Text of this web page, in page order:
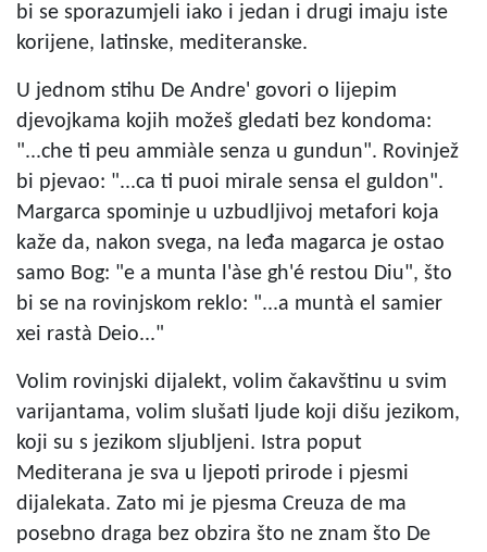
bi se sporazumjeli iako i jedan i drugi imaju iste
korijene, latinske, mediteranske.
U jednom stihu De Andre' govori o lijepim
djevojkama kojih možeš gledati bez kondoma:
"...che ti peu ammiàle senza u gundun". Rovinjež
bi pjevao: "...ca ti puoi mirale sensa el guldon".
Margarca spominje u uzbudljivoj metafori koja
kaže da, nakon svega, na leđa magarca je ostao
samo Bog: "e a munta l'àse gh'é restou Diu", što
bi se na rovinjskom reklo: "...a muntà el samier
xei rastà Deio..."
Volim rovinjski dijalekt, volim čakavštinu u svim
varijantama, volim slušati ljude koji dišu jezikom,
koji su s jezikom sljubljeni. Istra poput
Mediterana je sva u ljepoti prirode i pjesmi
dijalekata. Zato mi je pjesma Creuza de ma
posebno draga bez obzira što ne znam što De